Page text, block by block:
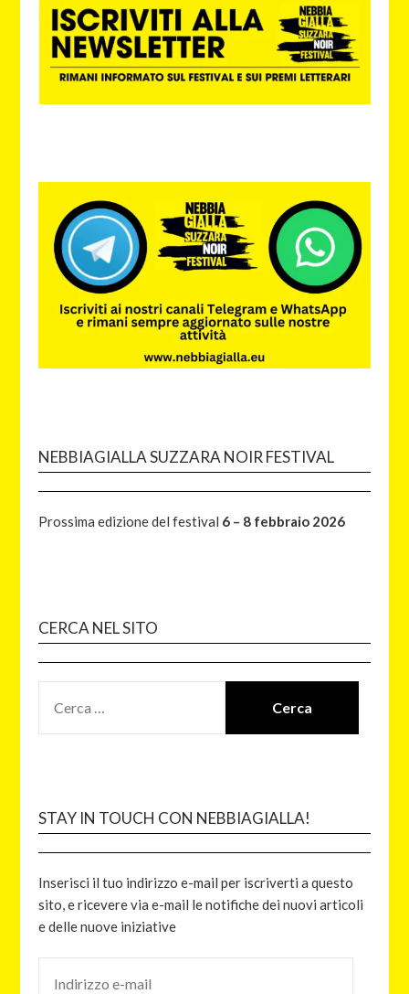
NEBBIAGIALLA SUZZARA NOIR FESTIVAL
Prossima edizione del festival 6 – 8 febbraio 2026
CERCA NEL SITO
STAY IN TOUCH CON NEBBIAGIALLA!
Inserisci il tuo indirizzo e-mail per iscriverti a questo
sito, e ricevere via e-mail le notifiche dei nuovi articoli
e delle nuove iniziative